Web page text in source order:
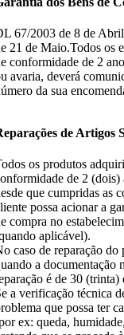
67/2003 de 8 de
21 de Maio.Todos os
conformidade de 2
avaria, deverá
da sua
de Artigos
os produtos
de 2 (dois)
que cumpridas as
possa acionar a
compra no
aplicável).
caso de reparação
a documentação
é de 30 (trinta)
a verificação técnica
que possa ter
ex: queda,